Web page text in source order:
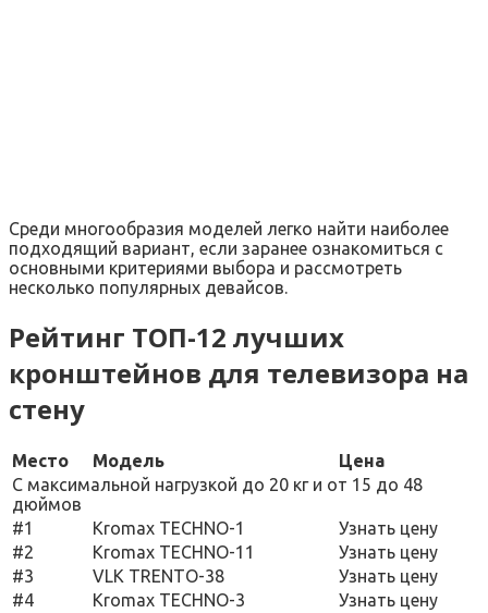
Среди многообразия моделей легко найти наиболее
подходящий вариант, если заранее ознакомиться с
основными критериями выбора и рассмотреть
несколько популярных девайсов.
Рейтинг ТОП-12 лучших
кронштейнов для телевизора на
стену
Место Модель
Цена
С максимальной нагрузкой до 20 кг и от 15 до 48
дюймов
#1
Kromax TECHNO-1
Узнать цену
#2
Kromax TECHNO-11
Узнать цену
#3
VLK TRENTO-38
Узнать цену
#4
Kromax TECHNO-3
Узнать цену